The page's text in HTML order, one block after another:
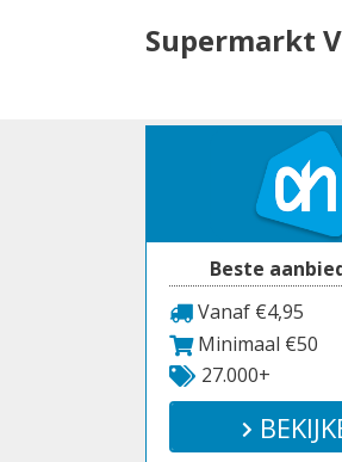
Supermarkt
Beste
Vanaf €4,95
Minimaal €50
27.000+